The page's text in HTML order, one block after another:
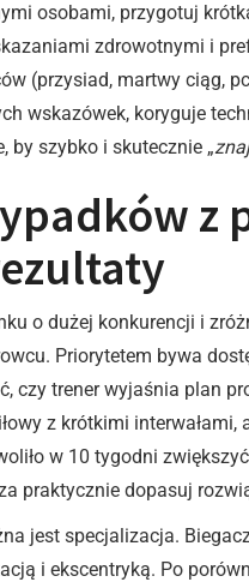
osobami, przygotuj
zdrowotnymi i
(przysiad, martwy ciąg,
wskazówek, koryguje
by szybko i skutecznie „
z
o dużej konkurencji i
Priorytetem bywa
czy trener wyjaśnia plan
z krótkimi
w 10 tygodni
praktycznie dopasuj
jest specjalizacja.
i ekscentryką. Po